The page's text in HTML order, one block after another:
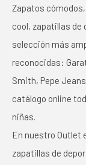
Zapatos
cool, zapatillas de
selección más
reconocidas:
Smith, Pepe
catálogo online
niñas.
En nuestro Outlet
zapatillas de